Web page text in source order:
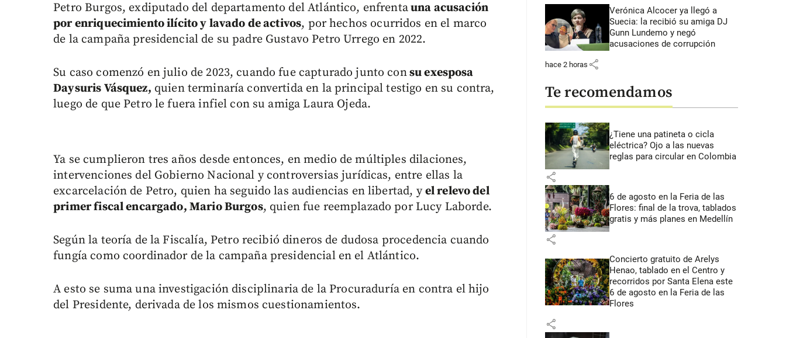
Petro Burgos, exdiputado del departamento del Atlántico, enfrentauna acusación
por enriquecimiento ilícito y lavado de activos, por hechos ocurridos en el marco
de la campaña presidencial de su padre Gustavo Petro Urrego en 2022.
Su caso comenzó en julio de 2023, cuando fue capturado junto consu exesposa
Daysuris Vásquez, quien terminaría convertida en la principal testigo en su contra,
luego de que Petro le fuera infiel con su amiga Laura Ojeda.
Ya se cumplieron tres años desde entonces, en medio de múltiples dilaciones,
intervenciones del Gobierno Nacional y controversias jurídicas, entre ellas la
excarcelación de Petro, quien ha seguido las audiencias en libertad, yel relevo del
primer fiscal encargado, Mario Burgos, quien fue reemplazado por Lucy Laborde.
Según la teoría de la Fiscalía, Petro recibió dineros de dudosa procedencia cuando
fungía como coordinador de la campaña presidencial en el Atlántico.
A esto se suma una investigación disciplinaria de la Procuraduría en contra el hijo
del Presidente, derivada de los mismos cuestionamientos.
Verónica Alcocer ya llegó a
Suecia: la recibió su amiga DJ
Gunn Lundemo y negó
acusaciones de corrupción
hace 2 horas share
Te recomendamos
¿Tiene una patineta o cicla
eléctrica? Ojo a las nuevas
reglas para circular en Colombia
share
6 de agosto en la Feria de las
Flores: final de la trova, tablados
gratis y más planes en Medellín
share
Concierto gratuito de Arelys
Henao, tablado en el Centro y
recorridos por Santa Elena este
6 de agosto en la Feria de las
Flores
share